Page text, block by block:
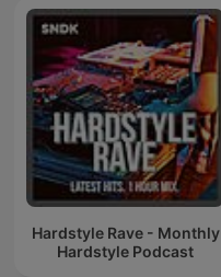
Hardstyle Rave - Monthly
Hardstyle Podcast